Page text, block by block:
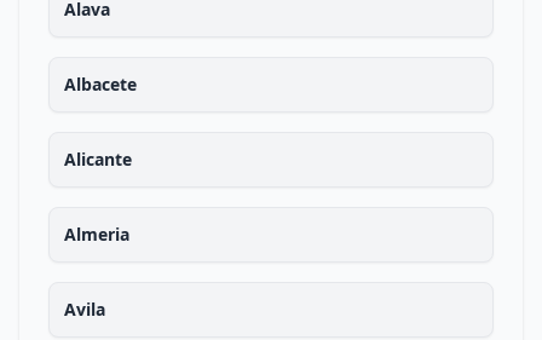
Alava
Albacete
Alicante
Almeria
Avila